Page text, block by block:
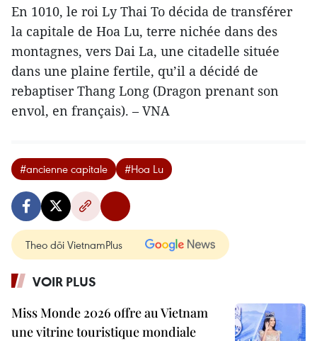
En 1010, le roi Ly Thai To décida de transférer
la capitale de Hoa Lu, terre nichée dans des
montagnes, vers Dai La, une citadelle située
dans une plaine fertile, qu’il a décidé de
rebaptiser Thang Long (Dragon prenant son
envol, en français). – VNA
#ancienne capitale #Hoa Lu
Theo dõi VietnamPlus
VOIR PLUS
Miss Monde 2026 offre au Vietnam
une vitrine touristique mondiale